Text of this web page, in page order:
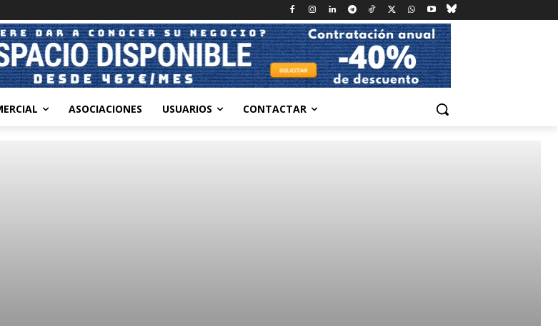
ASOCIACIONES USUARIOS CONTACTAR